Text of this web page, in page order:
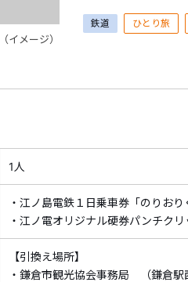
イメージ）
・7/1（水）～
・割引はクーポ
由により旅行を
・すでにご予約
・割引内容、割
・割引クーポン
鉄道 ひとり旅
1人
・江ノ島電鉄１日乗車券「のりおり
・江ノ電オリジナル硬券パンチクリ
【引換え場所】
・鎌倉市観光協会事務局 （鎌倉